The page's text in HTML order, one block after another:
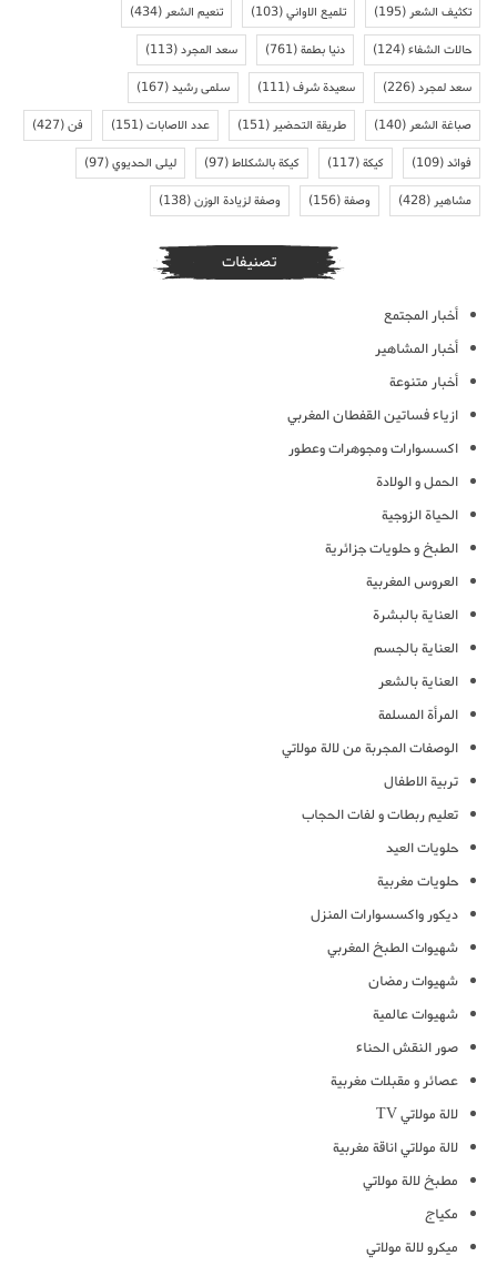
تكثيف الشعر(195) تلميع الاواني(103) تنعيم الشعر(434)
حالات الشفاء(124) دنيا بطمة(761) سعد المجرد(113)
سعد لمجرد(226) سعيدة شرف(111) سلمى رشيد(167)
صباغة الشعر(140) طريقة التحضير(151) عدد الاصابات(151) فن(427)
فوائد(109) كيكة(117) كيكة بالشكلاط(97) ليلى الحديوي(97)
مشاهير(428) وصفة(156) وصفة لزيادة الوزن(138)
تصنيفات
أخبار المجتمع
أخبار المشاهير
أخبار متنوعة
ازياء فساتين القفطان المغربي
اكسسوارات ومجوهرات وعطور
الحمل و الولادة
الحياة الزوجية
الطبخ و حلويات جزائرية
العروس المغربية
العناية بالبشرة
العناية بالجسم
العناية بالشعر
المرأة المسلمة
الوصفات المجربة من لالة مولاتي
تربية الاطفال
تعليم ربطات و لفات الحجاب
حلويات العيد
حلويات مغربية
ديكور واكسسوارات المنزل
شهيوات الطبخ المغربي
شهيوات رمضان
شهيوات عالمية
صور النقش الحناء
عصائر و مقبلات مغربية
لالة مولاتي TV
لالة مولاتي اناقة مغربية
مطبخ لالة مولاتي
مكياج
ميكرو لالة مولاتي